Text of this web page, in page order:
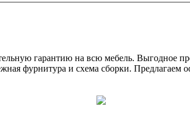
гарантию на всю мебель. Выгодное
фурнитура и схема сборки. Предлагаем